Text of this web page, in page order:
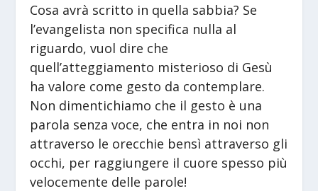
Cosa avrà scritto in quella sabbia? Se
l’evangelista non specifica nulla al
riguardo, vuol dire che
quell’atteggiamento misterioso di Gesù
ha valore come gesto da contemplare.
Non dimentichiamo che il gesto è una
parola senza voce, che entra in noi non
attraverso le orecchie bensì attraverso gli
occhi, per raggiungere il cuore spesso più
velocemente delle parole!